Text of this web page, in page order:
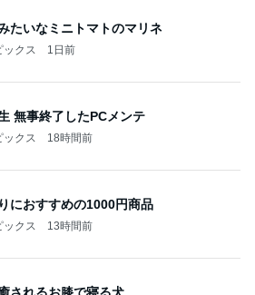
たいなミニトマトのマリネ
クス 1日前
無事終了したPCメンテ
クス 18時間前
におすすめの1000円商品
クス 13時間前
されるお膝で寝る犬